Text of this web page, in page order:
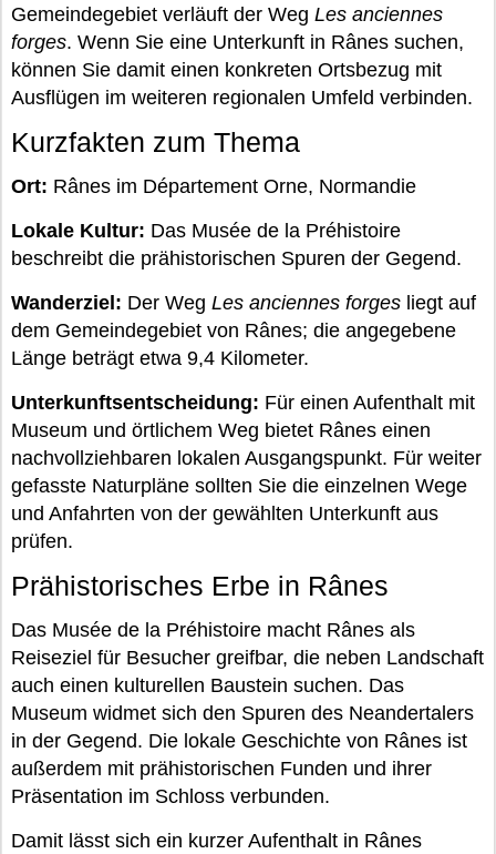
Gemeindegebiet verläuft der Weg Les anciennes
forges. Wenn Sie eine Unterkunft in Rânes suchen,
können Sie damit einen konkreten Ortsbezug mit
Ausflügen im weiteren regionalen Umfeld verbinden.
Kurzfakten zum Thema
Ort: Rânes im Département Orne, Normandie
Lokale Kultur: Das Musée de la Préhistoire
beschreibt die prähistorischen Spuren der Gegend.
Wanderziel: Der Weg Les anciennes forges liegt auf
dem Gemeindegebiet von Rânes; die angegebene
Länge beträgt etwa 9,4 Kilometer.
Unterkunftsentscheidung: Für einen Aufenthalt mit
Museum und örtlichem Weg bietet Rânes einen
nachvollziehbaren lokalen Ausgangspunkt. Für weiter
gefasste Naturpläne sollten Sie die einzelnen Wege
und Anfahrten von der gewählten Unterkunft aus
prüfen.
Prähistorisches Erbe in Rânes
Das Musée de la Préhistoire macht Rânes als
Reiseziel für Besucher greifbar, die neben Landschaft
auch einen kulturellen Baustein suchen. Das
Museum widmet sich den Spuren des Neandertalers
in der Gegend. Die lokale Geschichte von Rânes ist
außerdem mit prähistorischen Funden und ihrer
Präsentation im Schloss verbunden.
Damit lässt sich ein kurzer Aufenthalt in Rânes